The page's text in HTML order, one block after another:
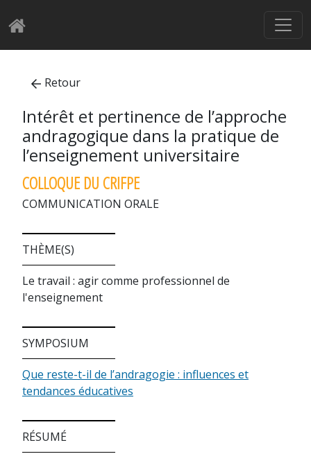
Retour
Intérêt et pertinence de l’approche
andragogique dans la pratique de
l’enseignement universitaire
COLLOQUE DU CRIFPE
COMMUNICATION ORALE
THÈME(S)
Le travail : agir comme professionnel de
l'enseignement
SYMPOSIUM
Que reste-t-il de l’andragogie : influences et
tendances éducatives
RÉSUMÉ